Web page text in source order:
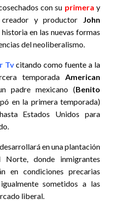
con su primera y
y productor John
en las nuevas formas
del neoliberalismo.
Tv citando como fuente a la
temporada American
padre mexicano (Benito
en la primera temporada)
Estados Unidos para
en una plantación
donde inmigrantes
en condiciones precarias
sometidos a las
liberal.